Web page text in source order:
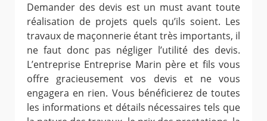
Demander des devis est un must avant toute
réalisation de projets quels qu’ils soient. Les
travaux de maçonnerie étant très importants, il
ne faut donc pas négliger l’utilité des devis.
L’entreprise Entreprise Marin père et fils vous
offre gracieusement vos devis et ne vous
engagera en rien. Vous bénéficierez de toutes
les informations et détails nécessaires tels que